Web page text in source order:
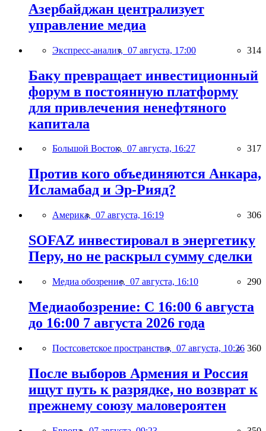
Азербайджан централизует
управление медиа
Экспресс-анализ, 07 августа, 17:00 314
Баку превращает инвестиционный
форум в постоянную платформу
для привлечения ненефтяного
капитала
Большой Восток, 07 августа, 16:27 317
Против кого объединяются Анкара,
Исламабад и Эр-Рияд?
Америка, 07 августа, 16:19 306
SOFAZ инвестировал в энергетику
Перу, но не раскрыл сумму сделки
Медиа обозрение, 07 августа, 16:10 290
Медиаобозрение: С 16:00 6 августа
до 16:00 7 августа 2026 года
Постсоветское пространство, 07 августа, 10:26 360
После выборов Армения и Россия
ищут путь к разрядке, но возврат к
прежнему союзу маловероятен